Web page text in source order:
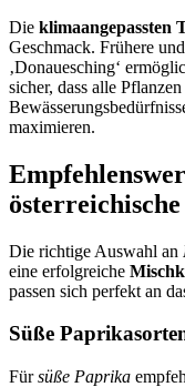
Die klimaangepassten
Geschmack. Frühere
‚Donauesching‘
sicher, dass alle
maximieren.
Die richtige Auswahl an
eine erfolgreiche
passen sich perfekt an
Süße
Fürsüße Paprika